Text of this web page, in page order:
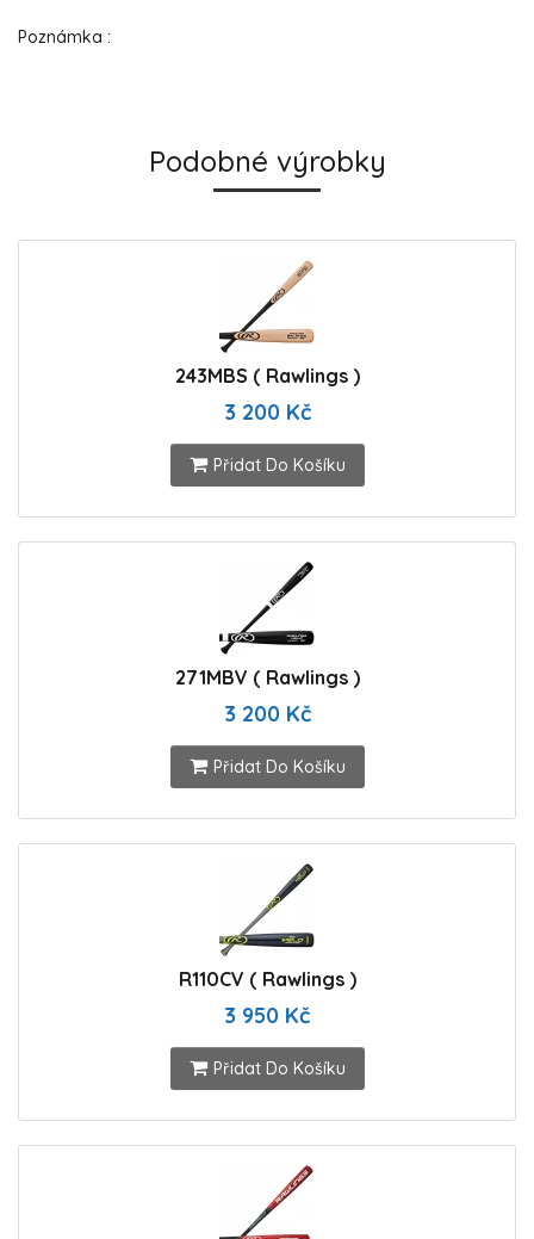
Poznámka :
Podobné výrobky
243MBS ( Rawlings )
3 200 Kč
Přidat Do Košíku
271MBV ( Rawlings )
3 200 Kč
Přidat Do Košíku
R110CV ( Rawlings )
3 950 Kč
Přidat Do Košíku